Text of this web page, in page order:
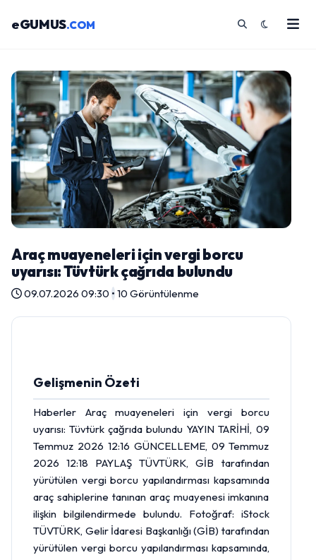
eGUMUS.COM
Araç muayeneleri için vergi borcu
uyarısı: Tüvtürk çağrıda bulundu
09.07.2026 09:30 •10 Görüntülenme
Gelişmenin Özeti
Haberler Araç muayeneleri için vergi borcu
uyarısı: Tüvtürk çağrıda bulundu YAYIN TARİHİ, 09
Temmuz 2026 12:16 GÜNCELLEME, 09 Temmuz
2026 12:18 PAYLAŞ TÜVTÜRK, GİB tarafından
yürütülen vergi borcu yapılandırması kapsamında
araç sahiplerine tanınan araç muayenesi imkanına
ilişkin bilgilendirmede bulundu. Fotoğraf: iStock
TÜVTÜRK, Gelir İdaresi Başkanlığı (GİB) tarafından
yürütülen vergi borcu yapılandırması kapsamında,